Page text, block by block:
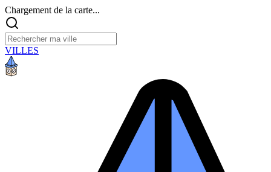
Chargement de la carte...
VILLES